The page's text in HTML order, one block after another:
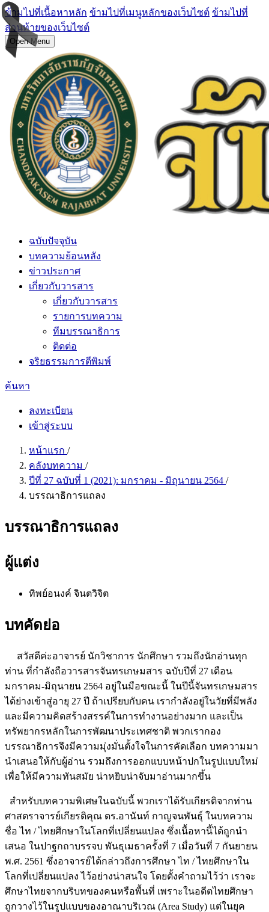
ข้ามไปที่เนื้อหาหลัก ข้ามไปที่เมนูหลักของเว็บไซต์ ข้ามไปที่
ส่วนท้ายของเว็บไซต์
Open Menu
ฉบับปัจจุบัน
บทความย้อนหลัง
ข่าวประกาศ
เกี่ยวกับวารสาร
เกี่ยวกับวารสาร
รายการบทความ
ทีมบรรณาธิการ
ติดต่อ
จริยธรรมการตีพิมพ์
ค้นหา
ลงทะเบียน
เข้าสู่ระบบ
หน้าแรก /
คลังบทความ /
ปีที่ 27 ฉบับที่ 1 (2021): มกราคม - มิถุนายน 2564 /
บรรณาธิการแถลง
บรรณาธิการแถลง
ผู้แต่ง
ทิพย์อนงค์ จินตวิจิต
บทคัดย่อ
สวัสดีค่ะอาจารย์ นักวิชาการ นักศึกษา รวมถึงนักอ่านทุก
ท่าน ที่กำลังถือวารสารจันทรเกษมสาร ฉบับปีที่ 27 เดือน
มกราคม-มิถุนายน 2564 อยู่ในมือขณะนี้ ในปีนี้จันทรเกษมสาร
ได้ย่างเข้าสู่อายุ 27 ปี ถ้าเปรียบกับคน เรากำลังอยู่ในวัยที่มีพลัง
และมีความคิดสร้างสรรค์ในการทำงานอย่างมาก และเป็น
ทรัพยากรหลักในการพัฒนาประเทศชาติ พวกเรากอง
บรรณาธิการจึงมีความมุ่งมั่นตั้งใจในการคัดเลือก บทความมา
นำเสนอให้กับผู้อ่าน รวมถึงการออกแบบหน้าปกในรูปแบบใหม่
เพื่อให้มีความทันสมัย น่าหยิบน่าจับมาอ่านมากขึ้น
สำหรับบทความพิเศษในฉบับนี้ พวกเราได้รับเกียรติจากท่าน
ศาสตราจารย์เกียรติคุณ ดร.อานันท์ กาญจนพันธุ์ ในบทความ
ชื่อ ไท / ไทยศึกษาในโลกที่เปลี่ยนแปลง ซึ่งเนื้อหานี้ได้ถูกนำ
เสนอ ในปาฐกถาบรรจบ พันธุเมธาครั้งที่ 7 เมื่อวันที่ 7 กันยายน
พ.ศ. 2561 ซึ่งอาจารย์ได้กล่าวถึงการศึกษา ไท / ไทยศึกษาใน
โลกที่เปลี่ยนแปลง ไว้อย่างน่าสนใจ โดยตั้งคำถามไว้ว่า เราจะ
ศึกษาไทยจากบริบทของคนหรือพื้นที่ เพราะในอดีตไทยศึกษา
ถูกวางไว้ในรูปแบบของอาณาบริเวณ (Area Study) แต่ในยุค